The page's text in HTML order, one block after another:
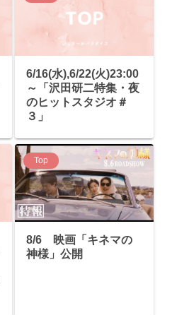
6/16(水),6/22(火)23:00
～「沢田研二特集・夜
のヒットスタジオ＃
３」
Top
8/6 映画「キネマの
神様」公開